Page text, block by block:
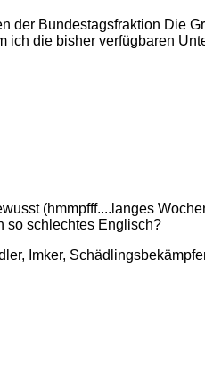
der Bundestagsfraktion Die
die bisher verfügbaren
(hmmpfff....langes
so schlechtes Englisch?
Imker,